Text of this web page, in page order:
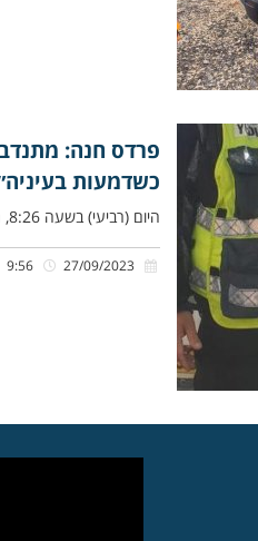
פרדס חנה:
כשדמעות
היום (רביעי) בשעה 8:26, התקבלה קריאה במוקד ידידים אודות תינוקת כבת שנה שננעלה בשגגה ברכב לעיני אמהּ, ברחוב שעורה בפרדס